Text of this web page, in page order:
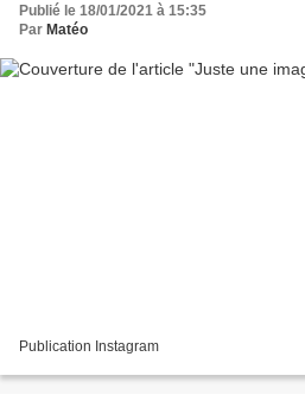
Publié le 18/01/2021 à 15:35
Par Matéo
Publication Instagram